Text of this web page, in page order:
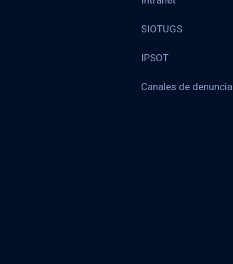
SIOTUGS
IPSOT
Canales de denuncia